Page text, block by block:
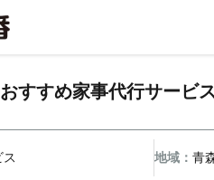
すすめ家事代行サービ
地域：青